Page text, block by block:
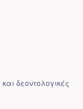
δεοντολογικές